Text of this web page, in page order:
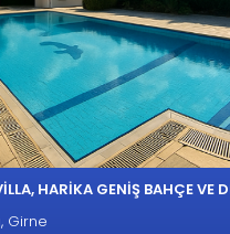
HARIKA GENIŞ BAHÇE VE
Girne